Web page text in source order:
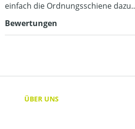
einfach die Ordnungsschiene
Bewertungen
ÜBER UNS